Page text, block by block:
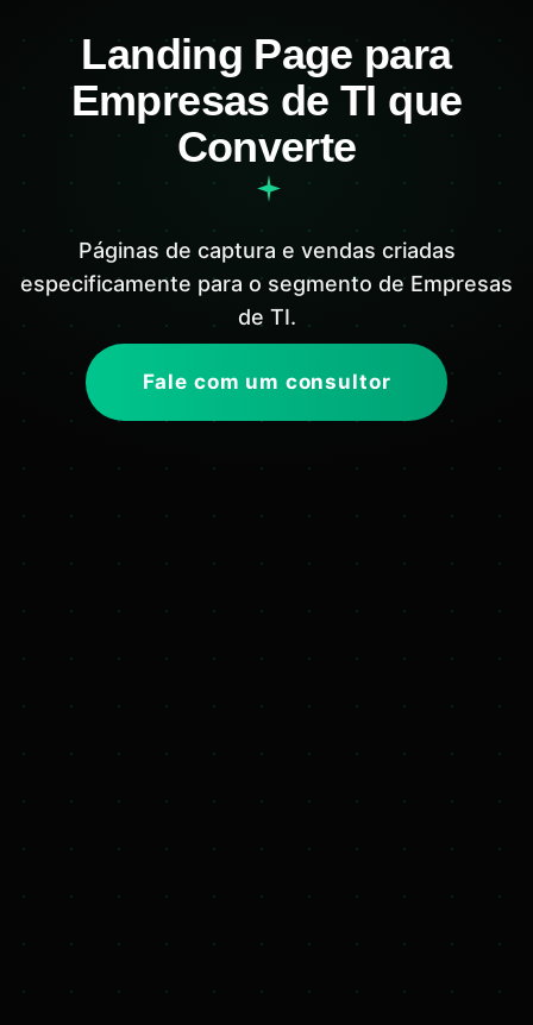
Landing Page para
Empresas de TI que
Converte
Páginas de captura e vendas criadas
especificamente para o segmento de Empresas
de TI.
Fale com um consultor